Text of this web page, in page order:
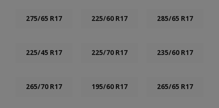
275/65 R17 225/60 R17 285/65 R17
225/45 R17 225/70 R17 235/60 R17
265/70 R17 195/60 R17 265/65 R17